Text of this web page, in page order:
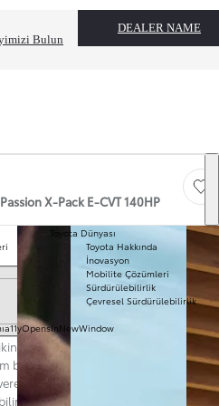
Bulun
DEALER NAME
a11yOpensInNewWindow
Toyota Dünyası
Toyota Hakkında
İnovasyon
Mobilite Çözümleri
Sürdürülebilirlik
Çevresel Sürdürülebilirlik
X-Pack E-CVT 140HP
el araç ilanına ilişkin açıklama,
ilanı yayınlayan Bayi’ye aittir.
Bayi sorumludur. Güncel ve nihai
Web Sitesi'nde yer alan